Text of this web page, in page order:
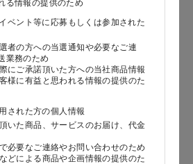
ベント等に応募もしくは参加された
者の方への当選通知や必要なご連
業務のため
にご承諾頂いた方への当社商品情報
様に有益と思われる情報の提供のた
された方の個人情報
いた商品、サービスのお届け、代金
必要なご連絡やお問い合わせのため
どによる商品や企画情報の提供のた
）
い）